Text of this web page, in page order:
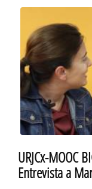
URJCx-MOOC
Entrevista a